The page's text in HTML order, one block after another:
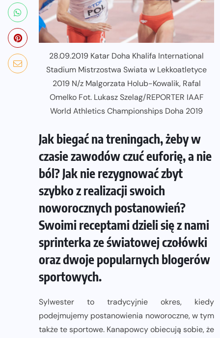
28.09.2019 Katar Doha Khalifa International
Stadium Mistrzostwa Swiata w Lekkoatletyce
2019 N/z Malgorzata Holub-Kowalik, Rafal
Omelko Fot. Lukasz Szelag/REPORTER IAAF
World Athletics Championships Doha 2019
Jak biegać na treningach, żeby w
czasie zawodów czuć euforię, a nie
ból? Jak nie rezygnować zbyt
szybko z realizacji swoich
noworocznych postanowień?
Swoimi receptami dzieli się z nami
sprinterka ze światowej czołówki
oraz dwoje popularnych blogerów
sportowych.
Sylwester to tradycyjnie okres, kiedy
podejmujemy postanowienia noworoczne, w tym
także te sportowe. Kanapowcy obiecują sobie, że